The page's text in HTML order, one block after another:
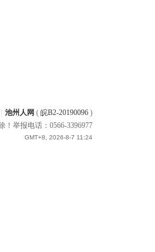
池州人网 ( 皖B2-20190096 )
举报电话：0566-3396977
GMT+8, 2026-8-7 11:24